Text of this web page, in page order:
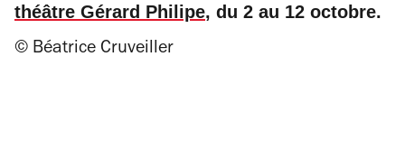
théâtre Gérard Philipe, du 2 au 12 octobre.
© Béatrice Cruveiller